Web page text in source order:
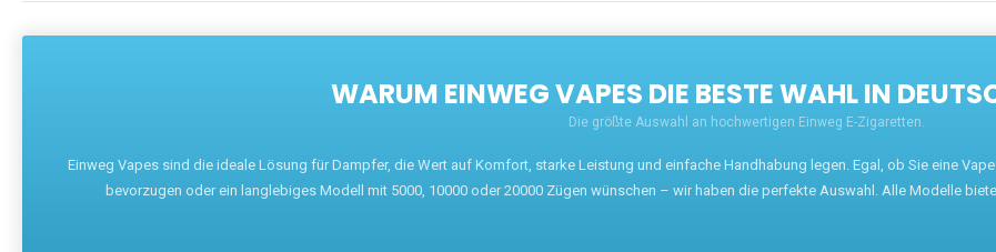
WARUM EINWEG VAPES DIE BESTE WAHL IN
Die größte Auswahl an hochwertigen Einweg E-Zigaretten.
Einweg Vapes sind die ideale Lösung für Dampfer, die Wert auf Komfort, starke Leistung und einfache Handhabung legen. Egal, ob Sie eine
bevorzugen oder ein langlebiges Modell mit 5000, 10000 oder 20000 Zügen wünschen – wir haben die perfekte Auswahl. Alle Modelle